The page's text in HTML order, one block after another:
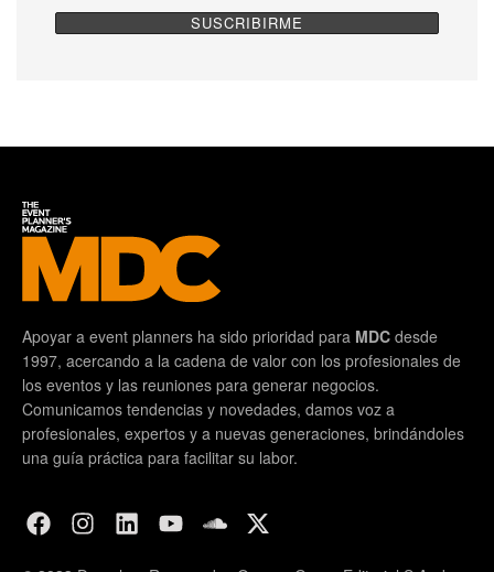
Apoyar a event planners ha sido prioridad para MDC desde
1997, acercando a la cadena de valor con los profesionales de
los eventos y las reuniones para generar negocios.
Comunicamos tendencias y novedades, damos voz a
profesionales, expertos y a nuevas generaciones, brindándoles
una guía práctica para facilitar su labor.